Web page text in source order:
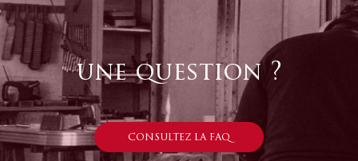
une question ?
CONSULTEZ LA FAQ